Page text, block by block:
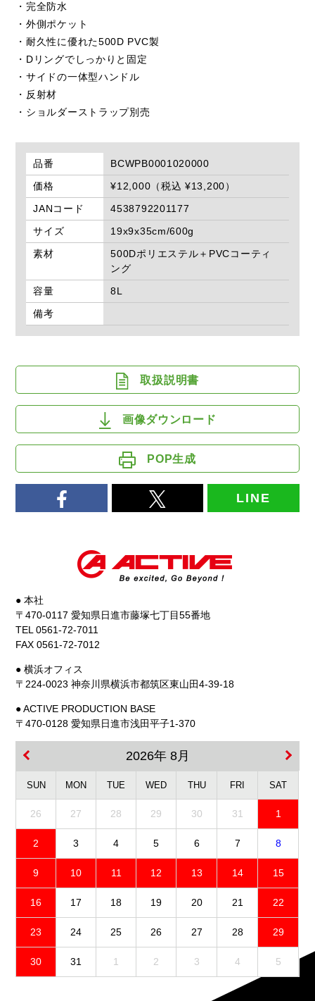
・完全防水
・外側ポケット
・耐久性に優れた500D PVC製
・Dリングでしっかりと固定
・サイドの一体型ハンドル
・反射材
・ショルダーストラップ別売
品番
BCWPB0001020000
価格
¥12,000（税込 ¥13,200）
JANコード
4538792201177
サイズ
19x9x35cm/600g
素材
500Dポリエステル＋PVCコーティ
ング
容量
8L
備考
取扱説明書
画像ダウンロード
POP生成
LINE
● 本社
〒470-0117 愛知県日進市藤塚七丁目55番地
TEL 0561-72-7011
FAX 0561-72-7012
● 横浜オフィス
〒224-0023 神奈川県横浜市都筑区東山田4-39-18
● ACTIVE PRODUCTION BASE
〒470-0128 愛知県日進市浅田平子1-370
2026年 8月
SUN MON TUE WED THU FRI SAT
26 27 28 29 30 31 1
2 3 4 5 6 7 8
9 10 11 12 13 14 15
16 17 18 19 20 21 22
23 24 25 26 27 28 29
30 31 1 2 3 4 5